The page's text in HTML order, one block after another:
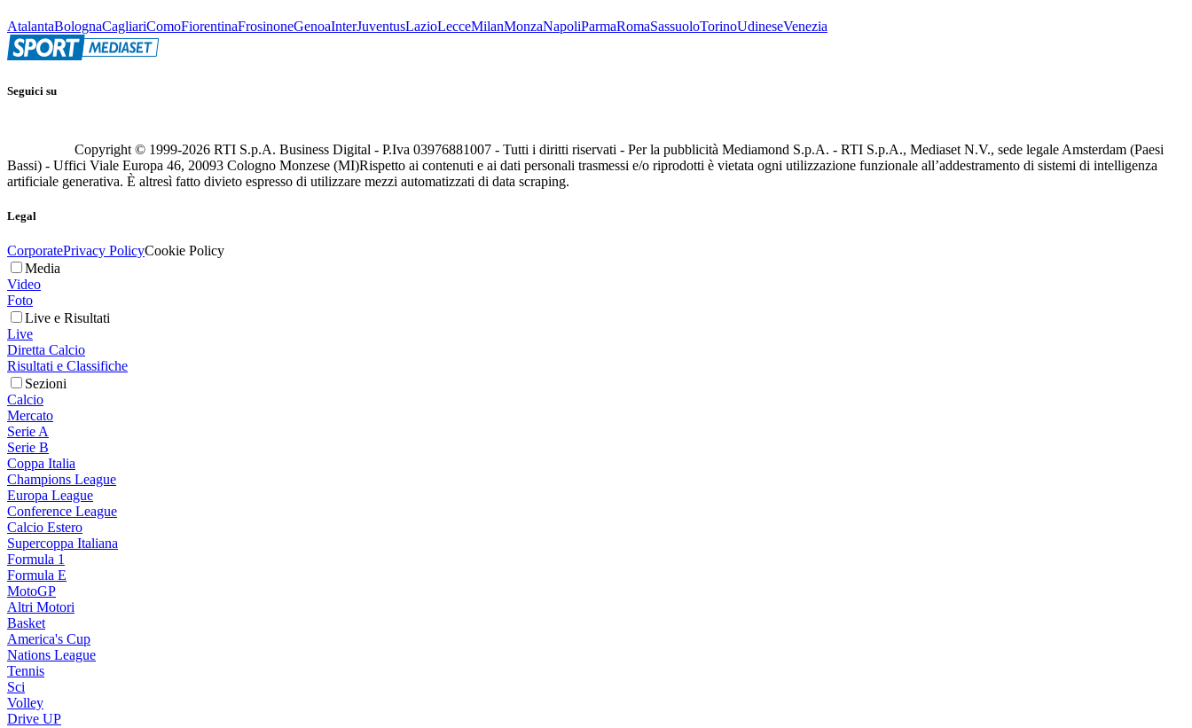
AtalantaBolognaCagliariComoFiorentinaFrosinoneGenoaInterJuventusLazioLecceMilanMonzaNapoliParmaRomaSassuoloTorinoUdineseVenezia
Seguici su
Copyright © 1999-2026 RTI S.p.A. Business Digital - P.Iva 03976881007 - Tutti i diritti riservati - Per la pubblicità Mediamond S.p.A. - RTI S.p.A., Mediaset N.V., sede legale Amsterdam (Paesi
Bassi) - Uffici Viale Europa 46, 20093 Cologno Monzese (MI)Rispetto ai contenuti e ai dati personali trasmessi e/o riprodotti è vietata ogni utilizzazione funzionale all’addestramento di sistemi di intelligenza
artificiale generativa. È altresì fatto divieto espresso di utilizzare mezzi automatizzati di data scraping.
Legal
CorporatePrivacy PolicyCookie Policy
Media
Video
Foto
Live e Risultati
Live
Diretta Calcio
Risultati e Classifiche
Sezioni
Calcio
Mercato
Serie A
Serie B
Coppa Italia
Champions League
Europa League
Conference League
Calcio Estero
Supercoppa Italiana
Formula 1
Formula E
MotoGP
Altri Motori
Basket
America's Cup
Nations League
Tennis
Sci
Volley
Drive UP